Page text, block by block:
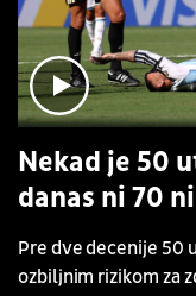
Nekad je 50
danas ni 70
Pre dve decenije 50
ozbiljnim rizikom za